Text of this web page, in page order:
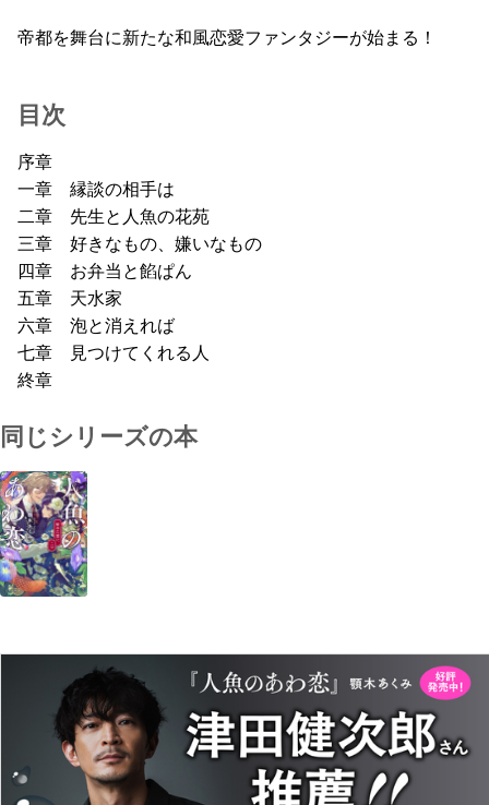
帝都を舞台に新たな和風恋愛ファンタジーが始まる！
目次
序章
一章 縁談の相手は
二章 先生と人魚の花苑
三章 好きなもの、嫌いなもの
四章 お弁当と餡ぱん
五章 天水家
六章 泡と消えれば
七章 見つけてくれる人
終章
同じシリーズの本